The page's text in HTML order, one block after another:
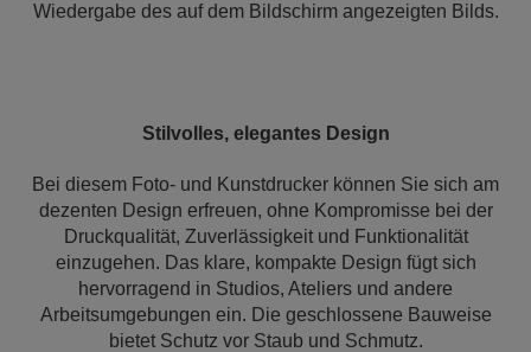
Wiedergabe des auf dem Bildschirm angezeigten Bilds.
Stilvolles, elegantes Design
Bei diesem Foto- und Kunstdrucker können Sie sich am
dezenten Design erfreuen, ohne Kompromisse bei der
Druckqualität, Zuverlässigkeit und Funktionalität
einzugehen. Das klare, kompakte Design fügt sich
hervorragend in Studios, Ateliers und andere
Arbeitsumgebungen ein. Die geschlossene Bauweise
bietet Schutz vor Staub und Schmutz.